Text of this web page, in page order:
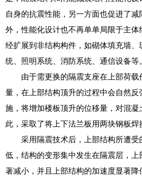
自身的抗震性能，另一方面也促进了
外，性能化设计也不再单单局限于主体
经扩展到非结构构件，如砌体填充墙、
统、照明系统、消防系统、通信设备等
由于需更换的隔震支座在上部荷
量，在上部结构顶升的过程中会自然反
施，将增加楼板顶升的位移量，对混凝
此，采取了将上下法兰板用两块钢板焊
采用隔震技术后，上部结构所遭受
低，结构的变形集中发生在隔震层，上
著减小，并且上部结构的加速度显著降